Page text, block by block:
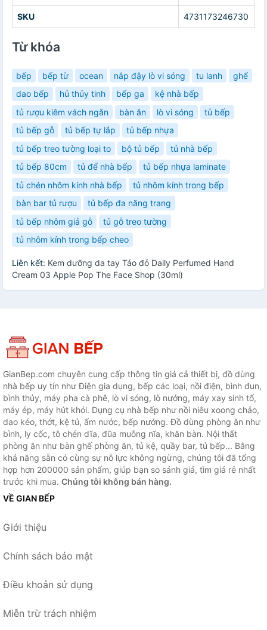
SKU 4731173246730
Từ khóa
bếp bếp từ ocean nắp đậy lò vi sóng tu lanh
ghế
dao bếp
hủ thủy tinh bếp ga
kệ nhà bếp
tủ rượu kiêm vách ngăn
bàn ăn lò vi sóng
tủ bếp
tủ bếp gỗ
tủ bếp tự lắp
tủ bếp nhựa
tủ bếp treo tường loại to
bộ tủ bếp
tủ nhà bếp
tủ bếp 80cm
tủ để nhà bếp
tủ bếp nhựa laminate
tủ chén nhôm kính nhà bếp
tủ nhôm kính trong bếp
bàn bar tủ rượu
tủ bếp đa năng trang
tủ bếp nhôm giả gỗ
tủ gỗ treo tường
tủ nhôm kính trong bếp cheo
Liên kết: Kem dưỡng da tay Táo đỏ Daily Perfumed Hand
Cream 03 Apple Pop The Face Shop (30ml)
GianBep.com chuyên cung cấp thông tin giá cả thiết bị, đồ dùng
nhà bếp uy tín như Điện gia dụng, bếp các loại, nồi điện, bình đun,
bình thủy, máy pha cà phê, lò vi sóng, lò nướng, máy xay sinh tố,
máy ép, máy hút khói. Dụng cụ nhà bếp như nồi niêu xoong chảo,
dao kéo, thớt, kệ tủ, ấm nước, bếp nướng. Đồ dùng phòng ăn như
bình, ly cốc, tô chén dĩa, đũa muỗng nĩa, khăn bàn. Nội thất
phòng ăn như bàn ghế phòng ăn, tủ kệ, quầy bar, tủ bếp... Bằng
khả năng sẵn có cùng sự nỗ lực không ngừng, chúng tôi đã tổng
hợp hơn 200000 sản phẩm, giúp bạn so sánh giá, tìm giá rẻ nhất
trước khi mua. Chúng tôi không bán hàng.
VỀ GIAN BẾP
Giới thiệu
Chính sách bảo mật
Điều khoản sử dụng
Miễn trừ trách nhiệm